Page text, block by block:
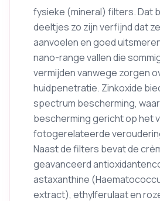
fysieke (mineral) filters. Dat
deeltjes zo zijn verfijnd dat
aanvoelen en goed
nano-range vallen die
vermijden vanwege zorgen
huidpenetratie. Zinkoxide
spectrum bescherming,
bescherming gericht op het
fotogerelateerde
Naast de filters bevat de
geavanceerd
astaxanthine
extract), ethylferulaat en